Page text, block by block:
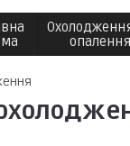
опалення